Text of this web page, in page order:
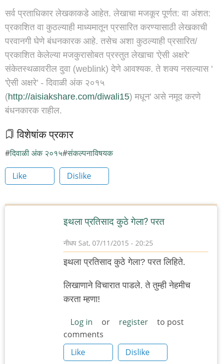
सर्व प्रताधिकार लेखकाकडे आहेत. लेखाचा मजकूर पूर्णत: वा अंशत:
प्रकाशित वा कुठल्याही माध्यमातून प्रसारित करण्यासाठी लेखकाची
परवानगी घेणे बंधनकारक आहे. तसेच अशा कुठल्याही प्रसारित/
प्रकाशित केलेल्या मजकुरासोबत प्रस्तुत लेखाचा 'ऐसी अक्षरे'
संकेतस्थळावरील दुवा (weblink) देणे आवश्यक. ते शक्य नसल्यास '
'ऐसी अक्षरे' - दिवाळी अंक २०१५
(http://aisiakshare.com/diwali15) मधून' असे नमूद करणे
बंधनकारक राहील.
विशेषांक प्रकार
दिवाळी अंक २०१५ संकल्पनाविषयक
Like Dislike
इथला प्रतिसाद कुठे गेला? परत
नीधप Sat, 07/11/2015 - 20:25
इथला प्रतिसाद कुठे गेला? परत लिहिते.
लिखाणाने विचारात पाडले. ते तुम्ही नेहमीच
करता म्हणा!
Log in or register
to post
comments
Like
Dislike